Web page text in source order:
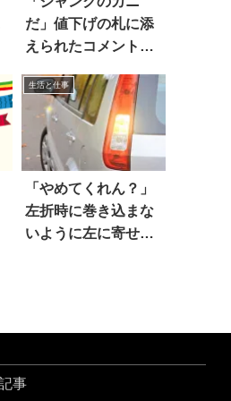
だ」値下げの札に添
えられたコメントに
生活と仕事
「やめてくれん？」
左折時に巻き込まな
いように左に寄せた
事